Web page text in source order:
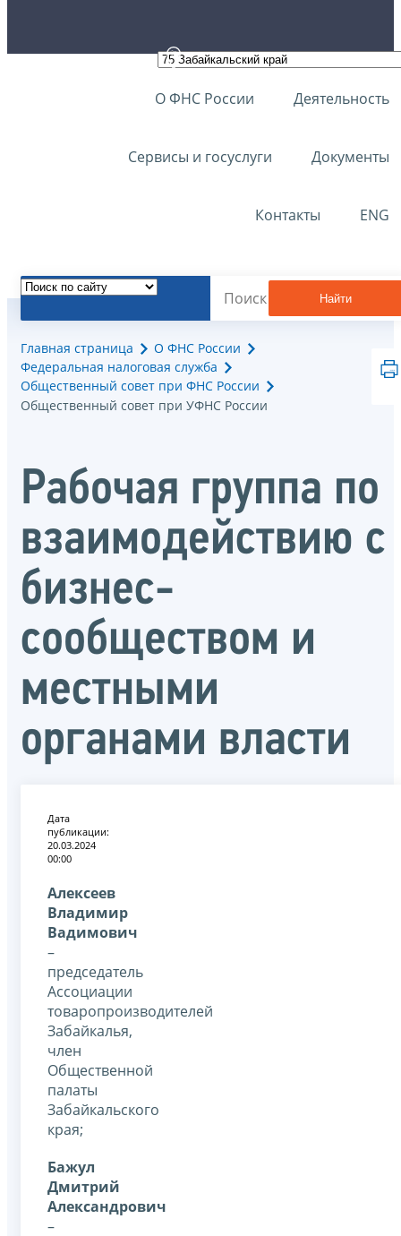
О ФНС России Деятельность
Сервисы и госуслуги Документы
Контакты ENG
Найти
Главная страница
О ФНС России
Федеральная налоговая служба
Общественный совет при ФНС России
Общественный совет при УФНС России
Рабочая группа по
взаимодействию с
бизнес-
сообществом и
местными
органами власти
Дата
публикации:
20.03.2024
00:00
Алексеев
Владимир
Вадимович
–
председатель
Ассоциации
товаропроизводителей
Забайкалья,
член
Общественной
палаты
Забайкальского
края;
Бажул
Дмитрий
Александрович
–